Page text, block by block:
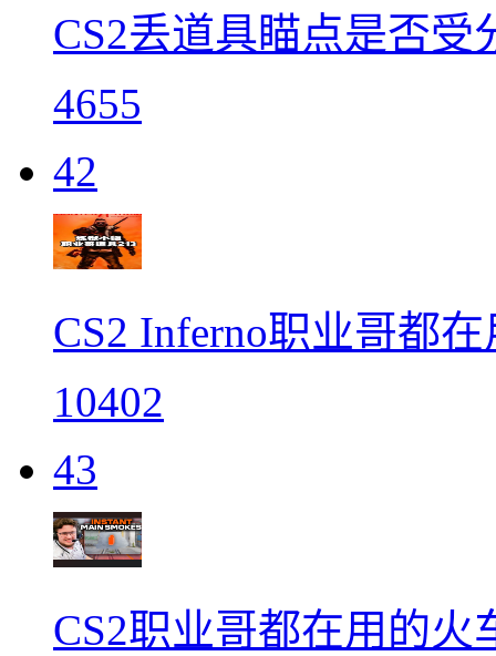
CS2丢道具瞄点是否受
4655
42
CS2 Inferno职业哥都
10402
43
CS2职业哥都在用的火